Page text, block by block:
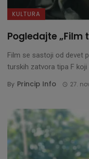
KULTURA
Pogledajte „Film
Film se sastoji od devet
turskih zatvora tipa F koji
By Princip Info 27.